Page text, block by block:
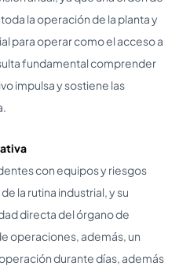
la operación de la planta y
para operar como el acceso a
fundamental comprender
impulsa y sostiene las
con equipos y riesgos
la rutina industrial, y su
directa del órgano de
operaciones, además, un
durante días, además